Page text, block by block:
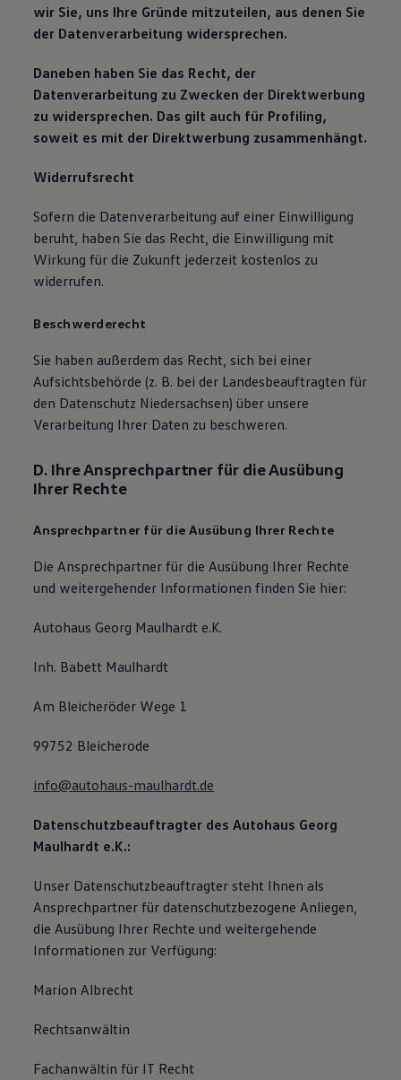
wir Sie, uns Ihre Gründe mitzuteilen, aus denen Sie
der Datenverarbeitung widersprechen.
Daneben haben Sie das Recht, der
Datenverarbeitung zu Zwecken der Direktwerbung
zu widersprechen. Das gilt auch für Profiling,
soweit es mit der Direktwerbung zusammenhängt.
Widerrufsrecht
Sofern die Datenverarbeitung auf einer Einwilligung
beruht, haben Sie das Recht, die Einwilligung mit
Wirkung für die Zukunft jederzeit kostenlos zu
widerrufen.
Beschwerderecht
Sie haben außerdem das Recht, sich bei einer
Aufsichtsbehörde (z. B. bei der Landesbeauftragten für
den Datenschutz Niedersachsen) über unsere
Verarbeitung Ihrer Daten zu beschweren.
D. Ihre Ansprechpartner für die Ausübung
Ihrer Rechte
Ansprechpartner für die Ausübung Ihrer Rechte
Die Ansprechpartner für die Ausübung Ihrer Rechte
und weitergehender Informationen finden Sie hier:
Autohaus Georg Maulhardt e.K.
Inh. Babett Maulhardt
Am Bleicheröder Wege 1
99752 Bleicherode
info@autohaus-maulhardt.de
Datenschutzbeauftragter des Autohaus Georg
Maulhardt e.K.:
Unser Datenschutzbeauftragter steht Ihnen als
Ansprechpartner für datenschutzbezogene Anliegen,
die Ausübung Ihrer Rechte und weitergehende
Informationen zur Verfügung:
Marion Albrecht
Rechtsanwältin
Fachanwältin für IT Recht